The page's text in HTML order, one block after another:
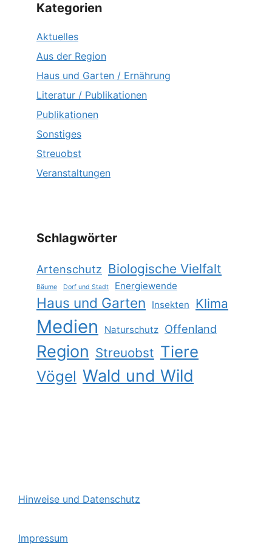
Kategorien
Aktuelles
Aus der Region
Haus und Garten / Ernährung
Literatur / Publikationen
Publikationen
Sonstiges
Streuobst
Veranstaltungen
Schlagwörter
Artenschutz Biologische Vielfalt
Bäume Dorf und Stadt Energiewende
Haus und Garten Insekten Klima
Medien Naturschutz Offenland
Region Streuobst Tiere
Vögel Wald und Wild
Hinweise und Datenschutz
Impressum